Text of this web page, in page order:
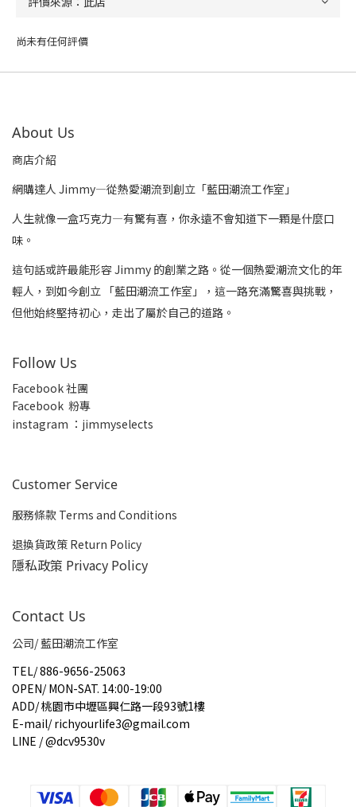
尚未有任何評價
About Us
商店介紹
網購達人 Jimmy—從熱愛潮流到創立「藍田潮流工作室」
人生就像一盒巧克力—有驚有喜，你永遠不會知道下一顆是什麼口
味。
這句話或許最能形容 Jimmy 的創業之路。從一個熱愛潮流文化的年
輕人，到如今創立 「藍田潮流工作室」，這一路充滿驚喜與挑戰，
但他始終堅持初心，走出了屬於自己的道路。
Follow Us
Facebook 社團
Facebook 粉專
instagram ：jimmyselects
Customer Service
服務條款 Terms and Conditions
退換貨政策 Return Policy
隱私政策 Privacy Policy
Contact Us
公司/ 藍田潮流工作室
TEL/886-9656-25063
OPEN/ MON-SAT. 14:00-19:00
ADD/桃園市中壢區興仁路一段93號1樓
E-mail/richyourlife3@gmail.com
LINE / @dcv9530v